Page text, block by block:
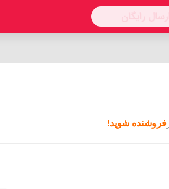
فروشنده شوید!